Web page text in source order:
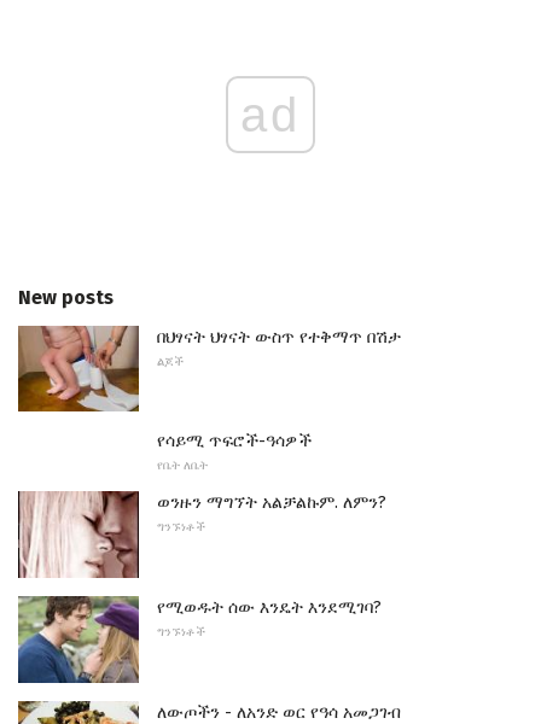
ad
New posts
በህፃናት ህፃናት ውስጥ የተቅማጥ በሽታ
ልጆች
የሳይሚ ጥፍሮች-ዓሳዎች
የቤት ለቤት
ወንዙን ማግኘት አልቻልኩም. ለምን?
ግንኙነቶች
የሚወዱት ሰው እንዴት እንደሚገባ?
ግንኙነቶች
ለውጦችን - ለአንድ ወር የዓሳ አመጋገብ